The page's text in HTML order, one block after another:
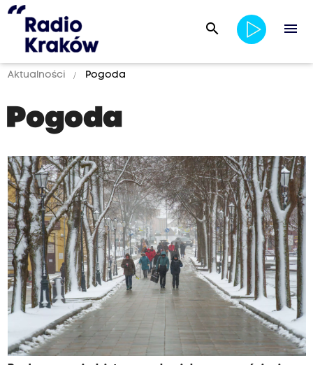
search menu
Aktualności Pogoda
Pogoda